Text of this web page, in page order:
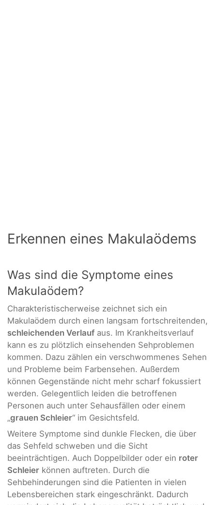
Erkennen eines Makulaödems
Was sind die Symptome eines
Makulaödem?
Charakteristischerweise zeichnet sich ein
Makulaödem durch einen langsam fortschreitenden,
schleichenden Verlauf aus. Im Krankheitsverlauf
kann es zu plötzlich einsehenden Sehproblemen
kommen. Dazu zählen ein verschwommenes Sehen
und Probleme beim Farbensehen. Außerdem
können Gegenstände nicht mehr scharf fokussiert
werden. Gelegentlich leiden die betroffenen
Personen auch unter Sehausfällen oder einem
„grauen Schleier“ im Gesichtsfeld.
Weitere Symptome sind dunkle Flecken, die über
das Sehfeld schweben und die Sicht
beeinträchtigen. Auch Doppelbilder oder ein roter
Schleier können auftreten. Durch die
Sehbehinderungen sind die Patienten in vielen
Lebensbereichen stark eingeschränkt. Dadurch